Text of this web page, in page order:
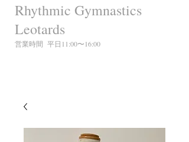
Rhythmic Gymnastics
Leotards
営業時間 平日11:00〜16:00